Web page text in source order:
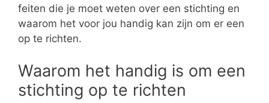
feiten die je moet weten over een stichting en
waarom het voor jou handig kan zijn om er een
op te richten.
Waarom het handig is om een
stichting op te richten